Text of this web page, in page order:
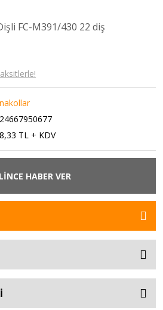
FC-M391/430 22 diş
TL + KDV
HABER VER